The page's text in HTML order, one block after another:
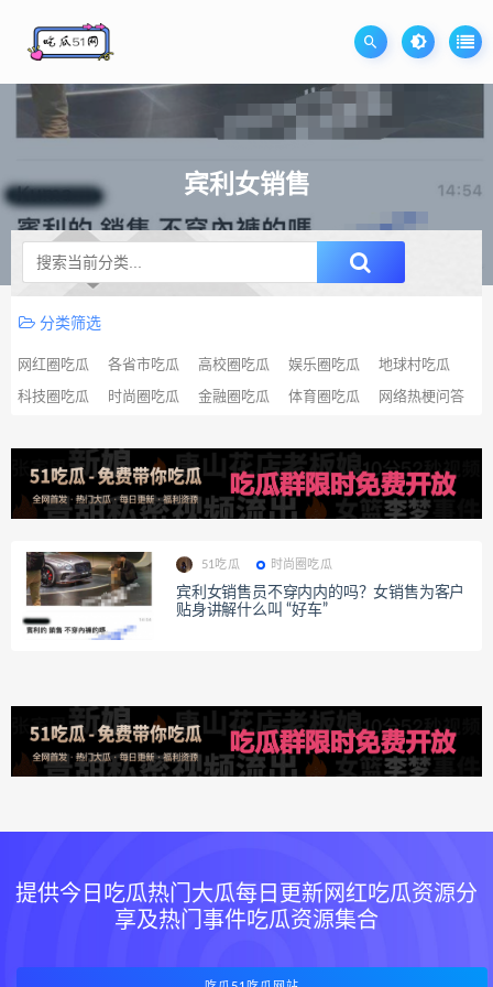
宾利女销售
升级SVIP无限免费下载
分类筛选
网红圈吃瓜 各省市吃瓜 高校圈吃瓜 娱乐圈吃瓜 地球村吃瓜
科技圈吃瓜 时尚圈吃瓜 金融圈吃瓜 体育圈吃瓜 网络热梗问答
51吃瓜 时尚圈吃瓜
宾利女销售员不穿内内的吗？女销售为客户
贴身讲解什么叫 “好车”
提供今日吃瓜热门大瓜每日更新网红吃瓜资源分
享及热门事件吃瓜资源集合